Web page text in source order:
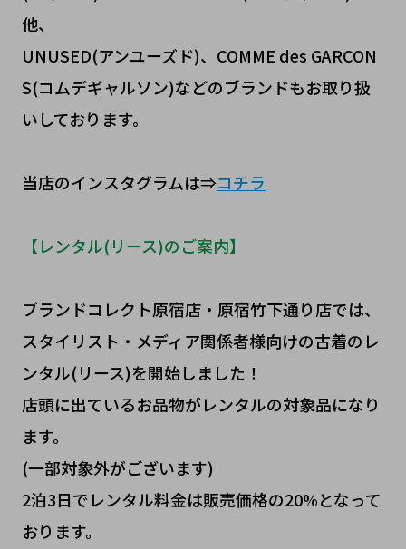
他、
UNUSED(アンユーズド)、COMME des GARCON
S(コムデギャルソン)などのブランドもお取り扱
いしております。
当店のインスタグラムは⇒コチラ
【レンタル(リース)のご案内】
ブランドコレクト原宿店・原宿竹下通り店では、
スタイリスト・メディア関係者様向けの古着のレ
ンタル(リース)を開始しました！
店頭に出ているお品物がレンタルの対象品になり
ます。
(一部対象外がございます)
2泊3日でレンタル料金は販売価格の20%となって
おります。